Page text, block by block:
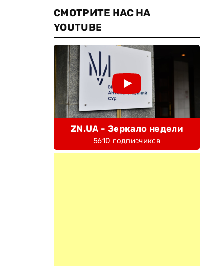
СМОТРИТЕ НАС НА
YOUTUBE
ZN.UA - Зеркало недели
5610 подписчиков